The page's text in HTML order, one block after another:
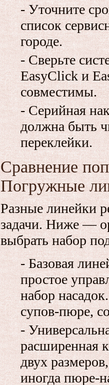
- Уточните
список
городе.
- Сверьте
EasyClick и
совместимы.
- Серийная
должна быть
переклейки.
Сравнение
Погружные
Разные линейки
задачи. Ниже —
выбрать набор
- Базовая
простое
набор
супов‑пюре,
-
расширенная
двух
иногда